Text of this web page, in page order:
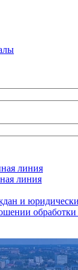
линия
линия
и